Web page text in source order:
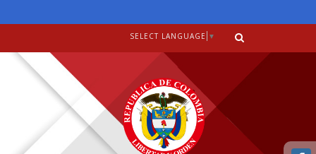
SELECT LANGUAGE ▼